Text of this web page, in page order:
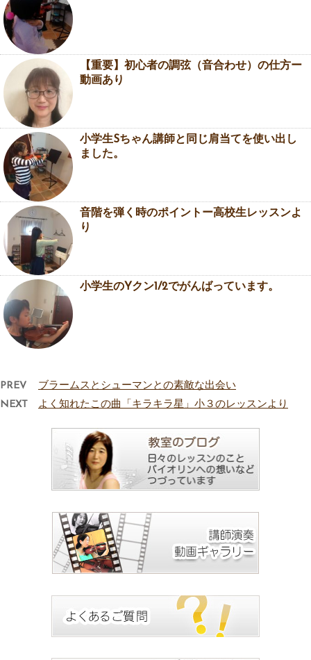
【重要】初心者の調弦（音合わせ）の仕方ー
動画あり
小学生Sちゃん講師と同じ肩当てを使い出し
ました。
音階を弾く時のポイントー高校生レッスンよ
り
小学生のYクン1/2でがんばっています。
PREV
ブラームスとシューマンとの素敵な出会い
NEXT
よく知れたこの曲「キラキラ星」小３のレッスンより